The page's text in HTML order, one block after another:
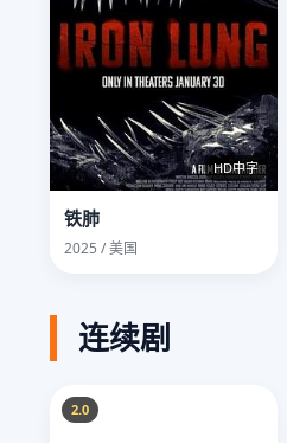
HD中字
铁肺
2025 / 美国
连续剧
2.0